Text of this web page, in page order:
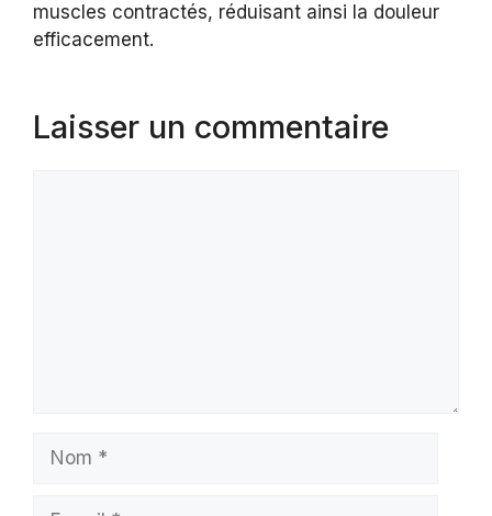
muscles contractés, réduisant ainsi la douleur
efficacement.
Laisser un commentaire
Nom